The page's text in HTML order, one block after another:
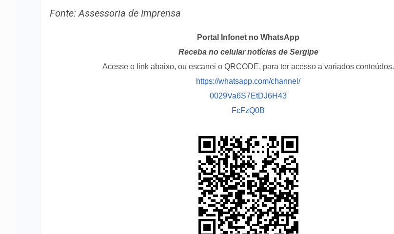
Fonte: Assessoria de Imprensa
Portal Infonet no WhatsApp
Receba no celular notícias de Sergipe
Acesse o link abaixo, ou escanei o QRCODE, para ter acesso a variados conteúdos.
https://whatsapp.com/channel/
0029Va6S7EtDJ6H43
FcFzQ0B